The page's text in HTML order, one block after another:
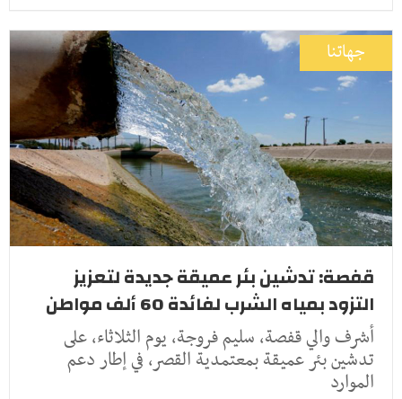
جهاتنا
قفصة: تدشين بئر عميقة جديدة لتعزيز
التزود بمياه الشرب لفائدة 60 ألف مواطن
أشرف والي قفصة، سليم فروجة، يوم الثلاثاء، على
تدشين بئر عميقة بمعتمدية القصر، في إطار دعم
الموارد